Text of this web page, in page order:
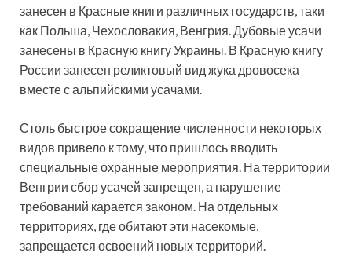
занесен в Красные книги различных государств, таки
как Польша, Чехословакия, Венгрия. Дубовые усачи
занесены в Красную книгу Украины. В Красную книгу
России занесен реликтовый вид жука дровосека
вместе с альпийскими усачами.
Столь быстрое сокращение численности некоторых
видов привело к тому, что пришлось вводить
специальные охранные мероприятия. На территории
Венгрии сбор усачей запрещен, а нарушение
требований карается законом. На отдельных
территориях, где обитают эти насекомые,
запрещается освоений новых территорий.